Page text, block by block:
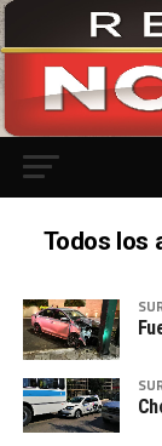
Todos los